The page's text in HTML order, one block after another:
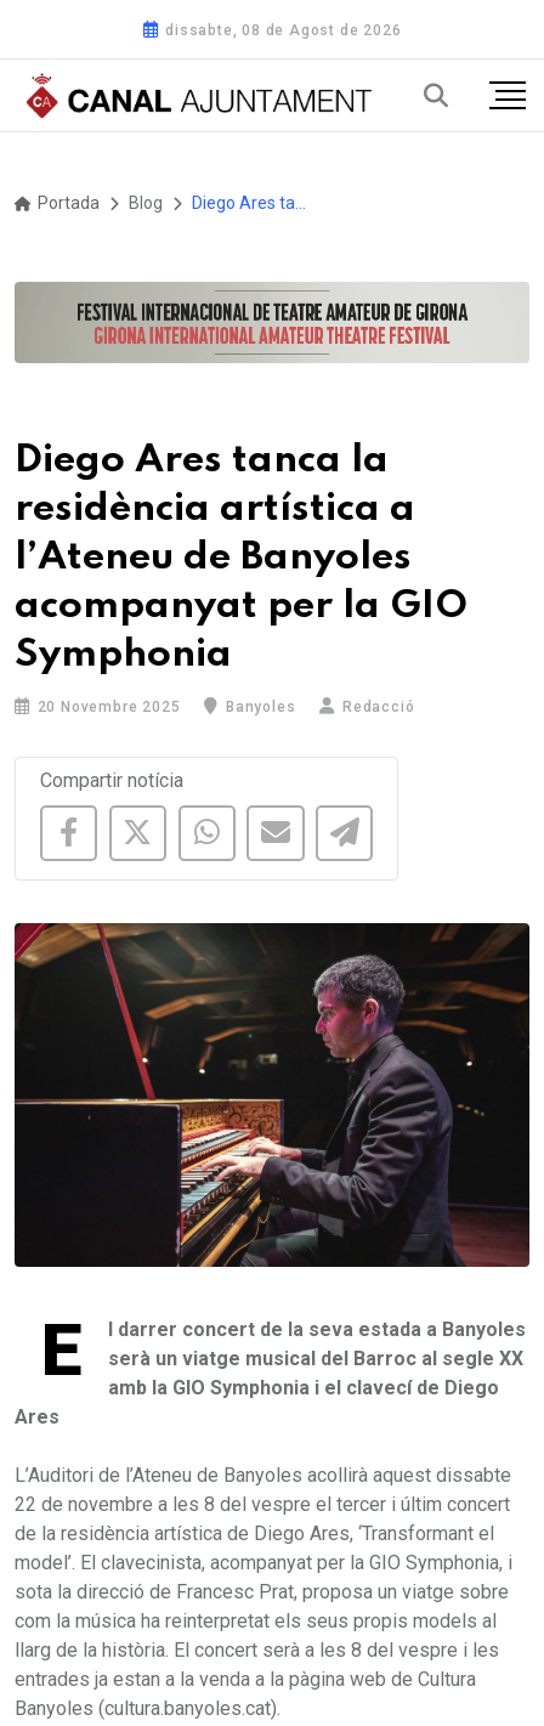
dissabte, 08 de Agost de 2026
Portada Blog
Diego Ares tanca la
residència artística a
l’Ateneu de Banyoles
acompanyat per la GIO
Symphonia
20 Novembre 2025 Banyoles Redacció
Compartir notícia
E
l darrer concert de la seva estada a Banyoles
serà un viatge musical del Barroc al segle XX
amb la GIO Symphonia i el clavecí de Diego
Ares
L’Auditori de l’Ateneu de Banyoles acollirà aquest dissabte
22 de novembre a les 8 del vespre el tercer i últim concert
de la residència artística de Diego Ares, ‘Transformant el
model’. El clavecinista, acompanyat per la GIO Symphonia, i
sota la direcció de Francesc Prat, proposa un viatge sobre
com la música ha reinterpretat els seus propis models al
llarg de la història. El concert serà a les 8 del vespre i les
entrades ja estan a la venda a la pàgina web de Cultura
Banyoles (cultura.banyoles.cat).